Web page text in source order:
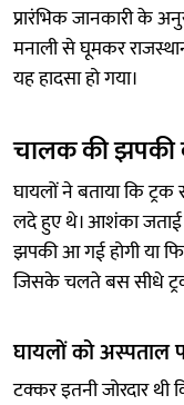
प्रारंभिक जानकारी के
मनाली से घूमकर
यह हादसा हो गया।
चालक की झपकी
घायलों ने बताया कि
लदे हुए थे। आशंका जताई
झपकी आ गई होगी या
जिसके चलते बस सीधे
घायलों को अस्पताल
टक्कर इतनी जोरदार